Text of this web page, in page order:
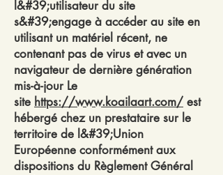
l&#39;utilisateur du site
s&#39;engage à accéder au site en
utilisant un matériel récent, ne
contenant pas de virus et avec un
navigateur de dernière génération
mis-à-jour Le
site https://www.koailaart.com/ est
hébergé chez un prestataire sur le
territoire de l&#39;Union
Européenne conformément aux
dispositions du Règlement Général